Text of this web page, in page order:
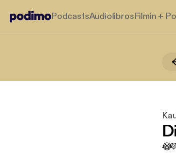
PodcastsAudiolibrosFilmin +
😂